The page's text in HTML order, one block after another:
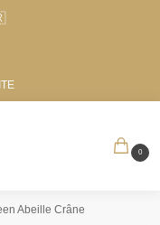
0
Abeille Crâne